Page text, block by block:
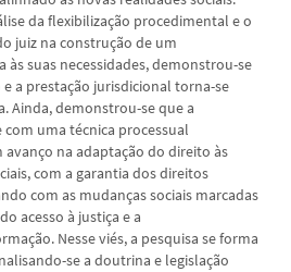
da flexibilização procedimental e o
juiz na construção de um
suas necessidades, demonstrou-se
a prestação jurisdicional torna-se
Ainda, demonstrou-se que a
uma técnica processual
na adaptação do direito às
com a garantia dos direitos
com as mudanças sociais marcadas
acesso à justiça e a
Nesse viés, a pesquisa se forma
se a doutrina e legislação